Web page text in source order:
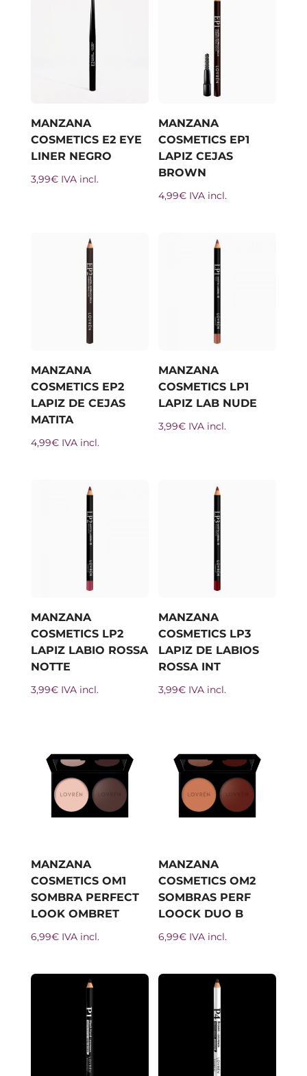
MANZANA
COSMETICS E2 EYE
LINER NEGRO
3,99€ IVA incl.
MANZANA
COSMETICS EP1
LAPIZ CEJAS
BROWN
4,99€ IVA incl.
MANZANA
COSMETICS EP2
LAPIZ DE CEJAS
MATITA
4,99€ IVA incl.
MANZANA
COSMETICS LP1
LAPIZ LAB NUDE
3,99€ IVA incl.
MANZANA
COSMETICS LP2
LAPIZ LABIO ROSSA
NOTTE
3,99€ IVA incl.
MANZANA
COSMETICS LP3
LAPIZ DE LABIOS
ROSSA INT
3,99€ IVA incl.
MANZANA
COSMETICS OM1
SOMBRA PERFECT
LOOK OMBRET
6,99€ IVA incl.
MANZANA
COSMETICS OM2
SOMBRAS PERF
LOOCK DUO B
6,99€ IVA incl.